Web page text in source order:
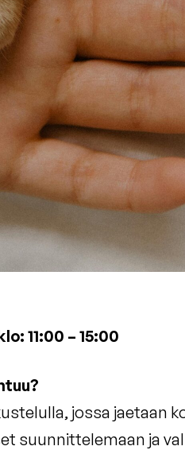
11:00 – 15:00
jossa jaetaan
suunnittelemaan ja